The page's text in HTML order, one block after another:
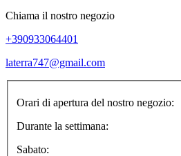
Chiama il nostro negozio
+390933064401
laterra747@gmail.com
Orari di apertura del nostro negozio:
Durante la settimana:
Sabato: